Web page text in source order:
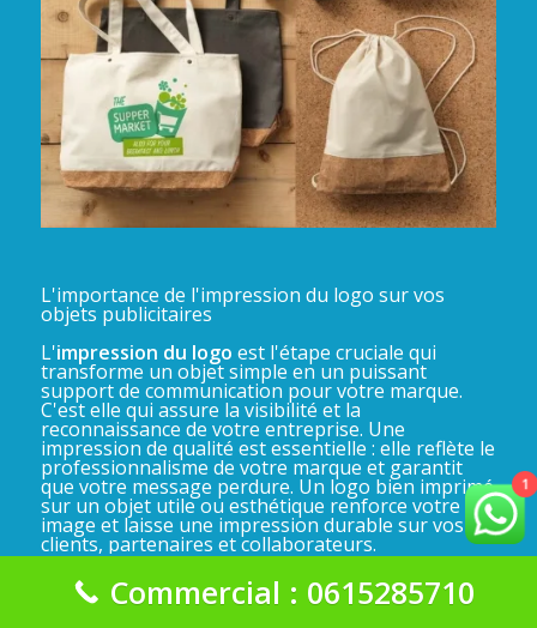
L'importance de l'impression du logo sur vos
objets publicitaires
L'impression du logo est l'étape cruciale qui
transforme un objet simple en un puissant
support de communication pour votre marque.
C'est elle qui assure la visibilité et la
reconnaissance de votre entreprise. Une
impression de qualité est essentielle : elle reflète le
professionnalisme de votre marque et garantit
que votre message perdure. Un logo bien imprimé
sur un objet utile ou esthétique renforce votre
image et laisse une impression durable sur vos
clients, partenaires et collaborateurs.
1
Commercial : 0615285710